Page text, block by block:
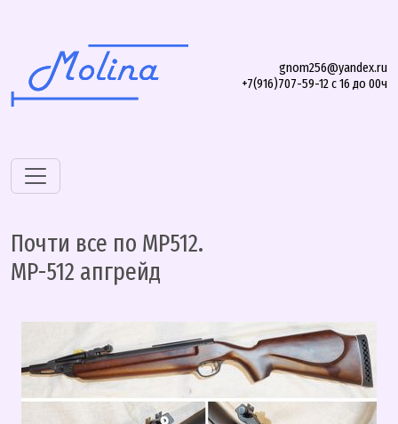
gnom256@yandex.ru
+7(916)707-59-12 с 16 до 00ч
Почти все по МР512.
МР-512 апгрейд